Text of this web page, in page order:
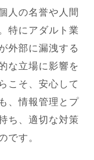
人の名誉や人間
特にアダルト業
外部に漏洩する
な立場に影響を
こそ、安心して
、情報管理とプ
ち、適切な対策
です。